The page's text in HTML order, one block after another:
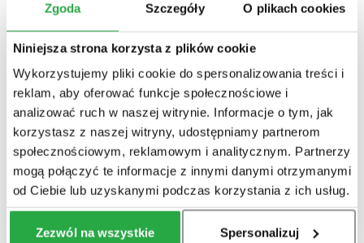
Zgoda Szczegóły O plikach cookies
Niniejsza strona korzysta z plików cookie
Wykorzystujemy pliki cookie do spersonalizowania treści i
reklam, aby oferować funkcje społecznościowe i
analizować ruch w naszej witrynie. Informacje o tym, jak
korzystasz z naszej witryny, udostępniamy partnerom
społecznościowym, reklamowym i analitycznym. Partnerzy
mogą połączyć te informacje z innymi danymi otrzymanymi
od Ciebie lub uzyskanymi podczas korzystania z ich usług.
Zezwól na wszystkie Spersonalizuj